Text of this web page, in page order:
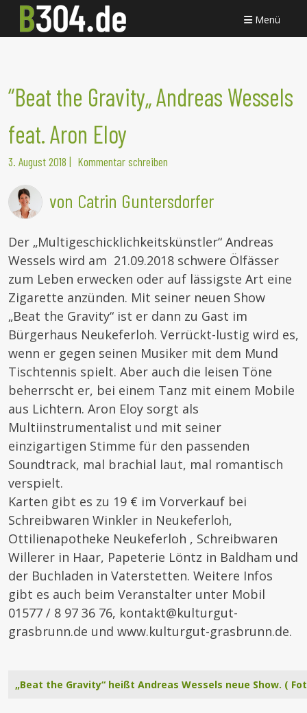
Menü
“Beat the Gravity„ Andreas Wessels
feat. Aron Eloy
3. August 2018 | Kommentar schreiben
von Catrin Guntersdorfer
Der „Multigeschicklichkeitskünstler“ Andreas
Wessels wird am 21.09.2018 schwere Ölfässer
zum Leben erwecken oder auf lässigste Art eine
Zigarette anzünden. Mit seiner neuen Show
„Beat the Gravity“ ist er dann zu Gast im
Bürgerhaus Neukeferloh. Verrückt-lustig wird es,
wenn er gegen seinen Musiker mit dem Mund
Tischtennis spielt. Aber auch die leisen Töne
beherrscht er, bei einem Tanz mit einem Mobile
aus Lichtern. Aron Eloy sorgt als
Multiinstrumentalist und mit seiner
einzigartigen Stimme für den passenden
Soundtrack, mal brachial laut, mal romantisch
verspielt.
Karten gibt es zu 19 € im Vorverkauf bei
Schreibwaren Winkler in Neukeferloh,
Ottilienapotheke Neukeferloh , Schreibwaren
Willerer in Haar, Papeterie Löntz in Baldham und
der Buchladen in Vaterstetten. Weitere Infos
gibt es auch beim Veranstalter unter Mobil
01577 / 8 97 36 76, kontakt@kulturgut-
grasbrunn.de und www.kulturgut-grasbrunn.de.
„Beat the Gravity“ heißt Andreas Wessels neue Show. (